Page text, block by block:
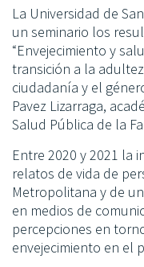
La Universidad de
un seminario los
“Envejecimiento y
transición a la
ciudadanía y el
Pavez Lizarraga,
Salud Pública de la
Entre 2020 y 2021 la
relatos de vida de
Metropolitana y de
en medios de
percepciones en
envejecimiento en el